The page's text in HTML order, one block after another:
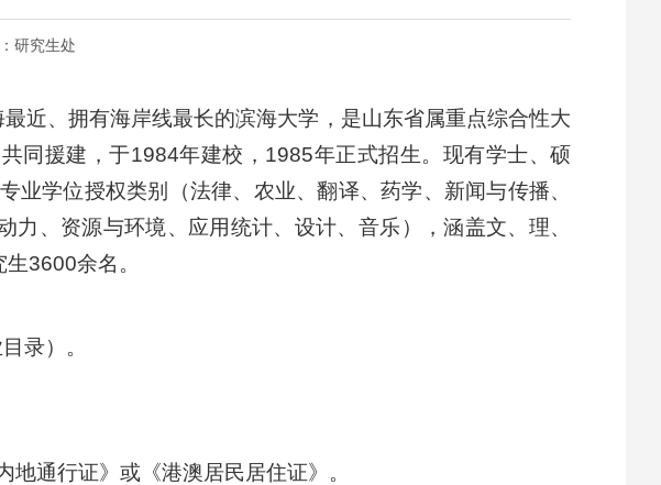
研究生处
近、拥有海岸线最长的滨海大学，是山东省属重点综合性大
同援建，于1984年建校，1985年正式招生。现有学士、硕
学位授权类别（法律、农业、翻译、药学、新闻与传播、
、资源与环境、应用统计、设计、音乐），涵盖文、理、
3600余名。
录）。
通行证》或《港澳居民居住证》。